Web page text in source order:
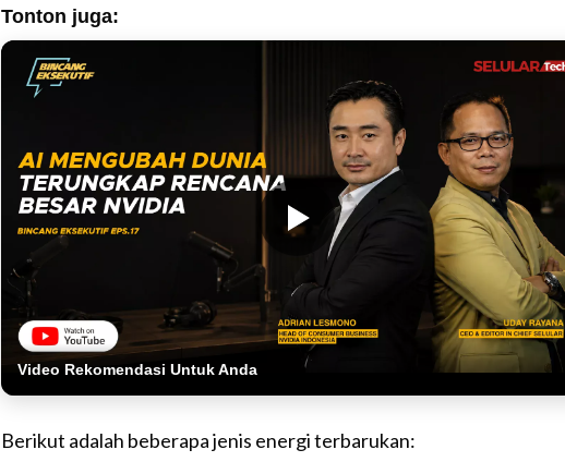
Tonton juga:
Video Rekomendasi Untuk Anda
Berikut adalah beberapa jenis energi terbarukan: